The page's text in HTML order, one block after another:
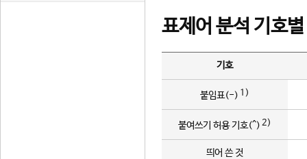
표제어 분석 기호
기호
붙임표(-) 1)
붙여쓰기 허용 기호(^) 2)
띄어 쓴 것